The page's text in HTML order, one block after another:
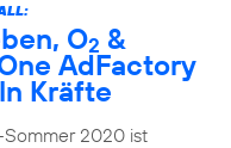
O2 &
AdFactory
Kräfte
2020 ist